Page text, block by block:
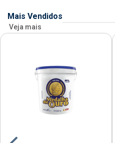
Mais Vendidos
Veja mais